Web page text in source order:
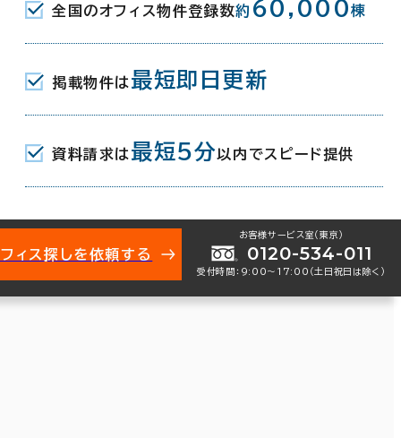
全国のオフィス物件登録数約 60,000棟
掲載物件は 最短即日更新
資料請求は 最短5分 以内でスピード提供
ィス探しを依頼する
お客様サービス室（東京）
0120-534-011
受付時間：9:00〜17:00（土日祝日は除く）